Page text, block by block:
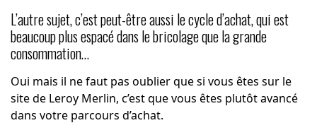
L’autre sujet, c’est peut-être aussi le cycle d’achat, qui est
beaucoup plus espacé dans le bricolage que la grande
consommation…
Oui mais il ne faut pas oublier que si vous êtes sur le
site de Leroy Merlin, c’est que vous êtes plutôt avancé
dans votre parcours d’achat.